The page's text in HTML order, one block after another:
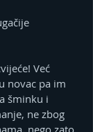
Već
novac pa im
šminku i
ne zbog